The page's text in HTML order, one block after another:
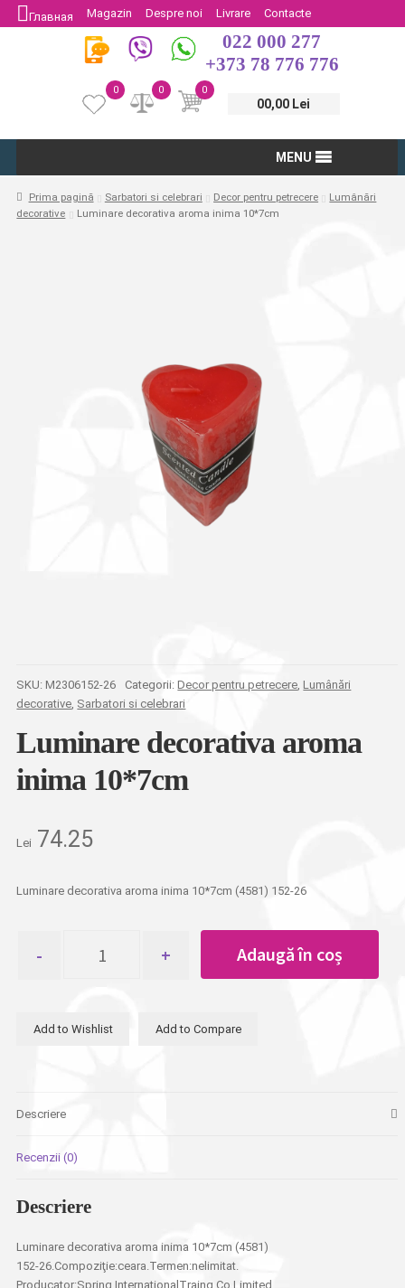
Главная Magazin Despre noi Livrare
Contacte
Protectia Consumatorului
Întoarcere
022 000 277
+373 78 776 776
0
00,00 Lei
0
0
MENU
Prima pagină Sarbatori si celebrari Decor pentru petrecere
Lumânări
decorative
Luminare decorativa aroma inima 10*7cm
SKU: M2306152-26 Categorii:Decor pentru petrecere, Lumânări
decorative, Sarbatori si celebrari
Luminare decorativa aroma
inima 10*7cm
Lei 74.25
Luminare decorativa aroma inima 10*7cm (4581) 152-26
Luminare
10*7cm
Adaugă în coș
Add to Wishlist Add to Compare
Descriere
Recenzii (0)
Descriere
Luminare decorativa aroma inima 10*7cm (4581)
152-26.Compoziţie:ceara.Termen:nelimitat.
Producator:Spring InternationalTraing Co,Limited